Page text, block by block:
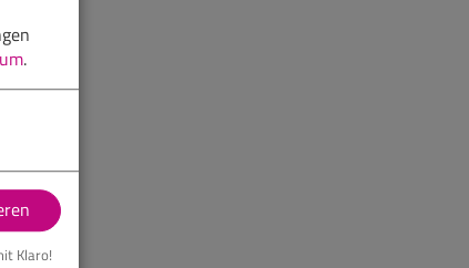
.
Klaro!